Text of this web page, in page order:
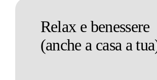
Relax e benessere
(anche a casa a